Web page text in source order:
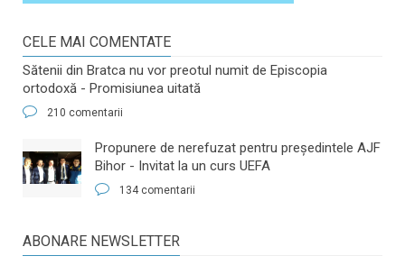
CELE MAI COMENTATE
Sătenii din Bratca nu vor preotul numit de Episcopia
ortodoxă - Promisiunea uitată
210 comentarii
​Propunere de nerefuzat pentru preşedintele AJF
Bihor - Invitat la un curs UEFA
134 comentarii
ABONARE NEWSLETTER